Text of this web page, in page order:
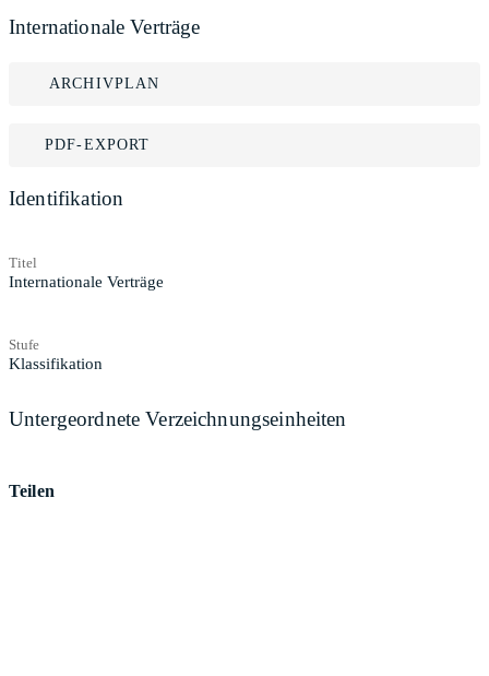
Internationale Verträge
ARCHIVPLAN
PDF-EXPORT
Identifikation
Titel
Internationale Verträge
Stufe
Klassifikation
Untergeordnete Verzeichnungseinheiten
Teilen